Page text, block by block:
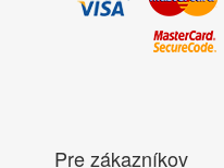
Pre zákazníkov